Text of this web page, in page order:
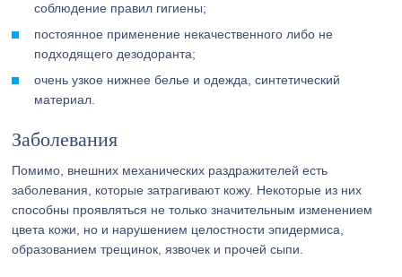
соблюдение правил гигиены;
постоянное применение некачественного либо не
подходящего дезодоранта;
очень узкое нижнее белье и одежда, синтетический
материал.
Заболевания
Помимо, внешних механических раздражителей есть
заболевания, которые затрагивают кожу. Некоторые из них
способны проявляться не только значительным изменением
цвета кожи, но и нарушением целостности эпидермиса,
образованием трещинок, язвочек и прочей сыпи.